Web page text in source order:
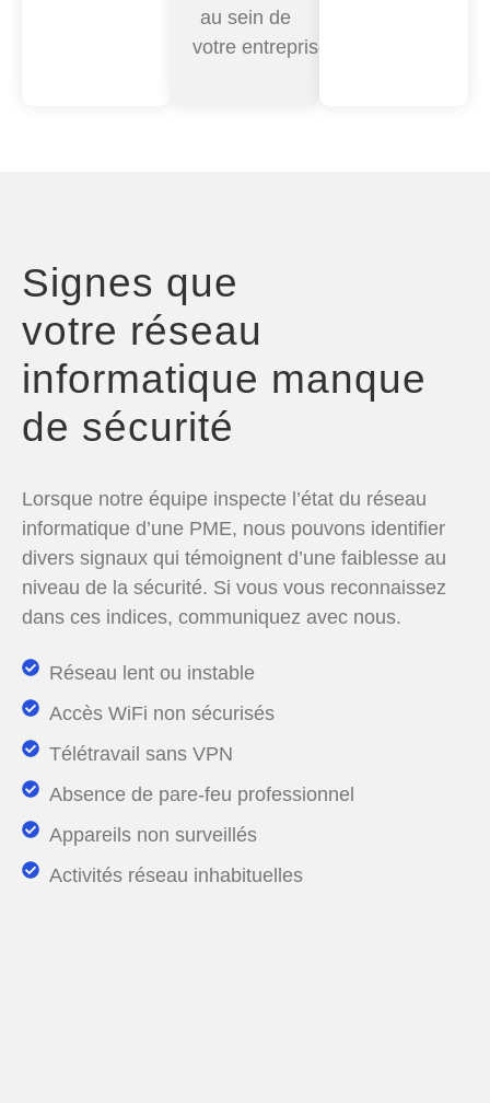
au sein de
votre entreprise
Signes que
votre réseau
informatique manque
de sécurité
Lorsque notre équipe inspecte l’état du réseau
informatique d’une PME, nous pouvons identifier
divers signaux qui témoignent d’une faiblesse au
niveau de la sécurité. Si vous vous reconnaissez
dans ces indices, communiquez avec nous.
Réseau lent ou instable
Accès WiFi non sécurisés
Télétravail sans VPN
Absence de pare-feu professionnel
Appareils non surveillés
Activités réseau inhabituelles